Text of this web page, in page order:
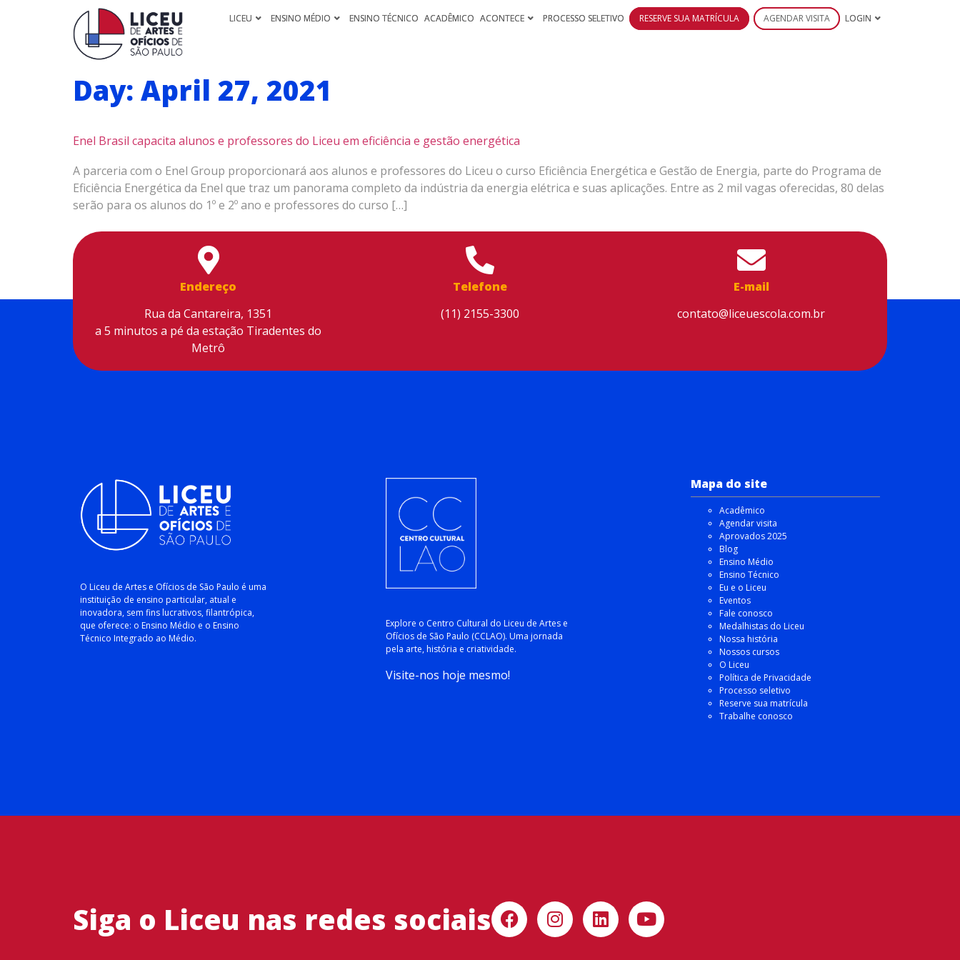
LICEU ENSINO MÉDIO ENSINO TÉCNICO ACADÊMICO ACONTECE PROCESSO SELETIVO RESERVE SUA MATRÍCULA AGENDAR VISITA LOGIN
Day: April 27, 2021
Enel Brasil capacita alunos e professores do Liceu em eficiência e gestão energética
A parceria com o Enel Group proporcionará aos alunos e professores do Liceu o curso Eficiência Energética e Gestão de Energia, parte do Programa de
Eficiência Energética da Enel que traz um panorama completo da indústria da energia elétrica e suas aplicações. Entre as 2 mil vagas oferecidas, 80 delas
serão para os alunos do 1º e 2º ano e professores do curso […]
Endereço
Rua da Cantareira, 1351
a 5 minutos a pé da estação Tiradentes do
Metrô
Telefone
(11) 2155-3300
E-mail
contato@liceuescola.com.br
O Liceu de Artes e Ofícios de São Paulo é uma
instituição de ensino particular, atual e
inovadora, sem fins lucrativos, filantrópica,
que oferece: o Ensino Médio e o Ensino
Técnico Integrado ao Médio.
Explore o Centro Cultural do Liceu de Artes e
Ofícios de São Paulo (CCLAO). Uma jornada
pela arte, história e criatividade.
Visite-nos hoje mesmo!
Mapa do site
Acadêmico
Agendar visita
Aprovados 2025
Blog
Ensino Médio
Ensino Técnico
Eu e o Liceu
Eventos
Fale conosco
Medalhistas do Liceu
Nossa história
Nossos cursos
O Liceu
Política de Privacidade
Processo seletivo
Reserve sua matrícula
Trabalhe conosco
Siga o Liceu nas redes sociais